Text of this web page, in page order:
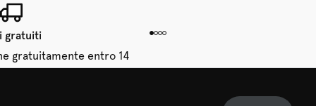
gratuiti
gratuitamente entro 14